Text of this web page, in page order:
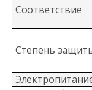
Соответствие
Степень